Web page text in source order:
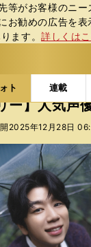
等がお客様のニー
お勧めの広告を
ます。詳しくは
ト 連載
【フォトギ
ー】人気声
2025年12月28日